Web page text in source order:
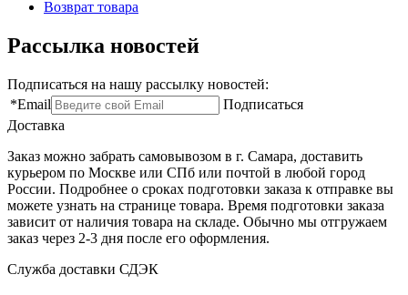
Возврат товара
Рассылка новостей
Подписаться на нашу рассылку новостей:
*Email
Подписаться
Доставка
Заказ можно забрать самовывозом в г. Самара, доставить
курьером по Москве или СПб или почтой в любой город
России. Подробнее о сроках подготовки заказа к отправке вы
можете узнать на странице товара. Время подготовки заказа
зависит от наличия товара на складе. Обычно мы отгружаем
заказ через 2-3 дня после его оформления.
Служба доставки СДЭК